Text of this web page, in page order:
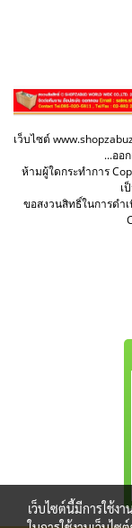
เว็บไซต์
...ออ
ห้ามผู้ใดกระทำการ
เ
ขอสงวนสิทธิ์ในการดำ
เว็บไซต์นี้มีการใช้ง